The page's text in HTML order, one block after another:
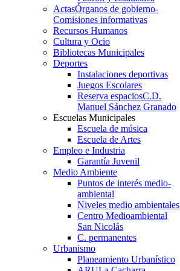
ActasÓrganos de gobierno-
Comisiones informativas
Recursos Humanos
Cultura y Ocio
Bibliotecas Municipales
Deportes
Instalaciones deportivas
Juegos Escolares
Reserva espaciosC.D.
Manuel Sánchez Granado
Escuelas Municipales
Escuela de música
Escuela de Artes
Empleo e Industria
Garantía Juvenil
Medio Ambiente
Puntos de interés medio-
ambiental
Niveles medio ambientales
Centro Medioambiental
San Nicolás
C. permanentes
Urbanismo
Planeamiento Urbanístico